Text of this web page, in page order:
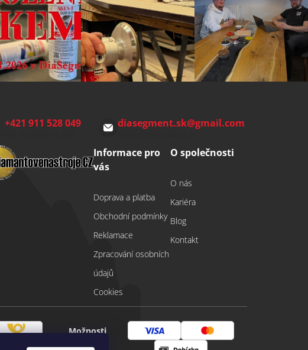
+421 911 528 049 diasegment.sk@gmail.com
Informace pro
vás
Doprava a platba
Obchodní podmínky
Reklamace
Zpracování osobních
údajů
Cookies
O společnosti
O nás
Kariéra
Blog
Kontakt
Možnosti
Mastercard